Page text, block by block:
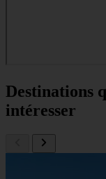
Destinations
intéresser